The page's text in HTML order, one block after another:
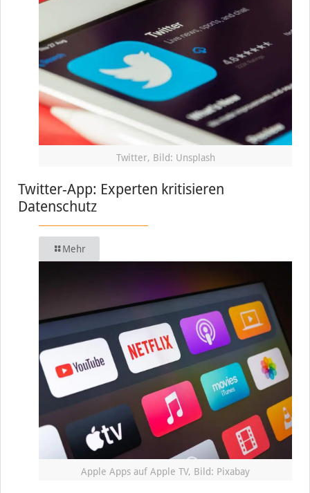
Twitter, Bild: Unsplash
Twitter-App: Experten kritisieren
Datenschutz
Mehr
Apple Apps auf Apple TV, Bild: Pixabay